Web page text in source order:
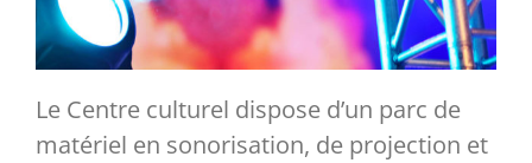
Musique
La Langue française en Fête
Structure
Vie locale
Le Centre culturel dispose d’un parc de
matériel en sonorisation, de projection et